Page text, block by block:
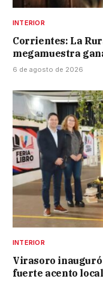
INTERIOR
Corrientes: La
megamuestra
6 de agosto de 2026
INTERIOR
Virasoro inauguró
fuerte acento